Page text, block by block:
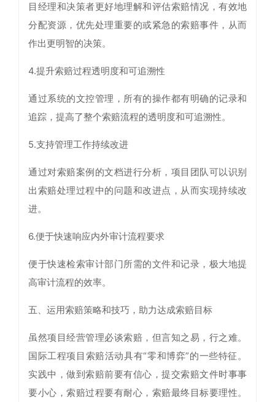
目经理和决策者更好地理解和评估索赔情况，有效地
分配资源，优先处理重要的或紧急的索赔事件，从而
作出更明智的决策。
4.提升索赔过程透明度和可追溯性
通过系统的文控管理，所有的操作都有明确的记录和
追踪，提高了整个索赔流程的透明度和可追溯性。
5.支持管理工作持续改进
通过对索赔案例的文档进行分析，项目团队可以识别
出索赔处理过程中的问题和改进点，从而实现持续改
进。
6.便于快速响应内外审计流程要求
便于快速检索审计部门所需的文件和记录，极大地提
高审计流程的效率。
五、运用索赔策略和技巧，助力达成索赔目标
虽然项目经营管理必谈索赔，但言知之易，行之难。
国际工程项目索赔活动具有“零和博弈”的一些特征。
实践中，做到索赔前要有信心，提交索赔文件时事事
要小心，索赔过程要有耐心，索赔最终目标要理性。